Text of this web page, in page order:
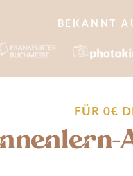
BEKANNT
FÜR 0€